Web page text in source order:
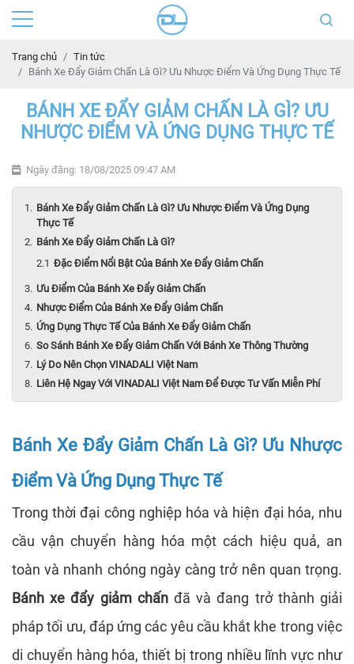
Trang chủ
Tin tức
Bánh Xe Đẩy Giảm Chấn Là Gì? Ưu Nhược Điểm Và Ứng Dụng Thực Tế
BÁNH XE ĐẨY GIẢM CHẤN LÀ GÌ? ƯU
NHƯỢC ĐIỂM VÀ ỨNG DỤNG THỰC TẾ
Ngày đăng: 18/08/2025 09:47 AM
Bánh Xe Đẩy Giảm Chấn Là Gì? Ưu Nhược Điểm Và Ứng Dụng
Thực Tế
Bánh Xe Đẩy Giảm Chấn Là Gì?
Đặc Điểm Nổi Bật Của Bánh Xe Đẩy Giảm Chấn
Ưu Điểm Của Bánh Xe Đẩy Giảm Chấn
Nhược Điểm Của Bánh Xe Đẩy Giảm Chấn
Ứng Dụng Thực Tế Của Bánh Xe Đẩy Giảm Chấn
So Sánh Bánh Xe Đẩy Giảm Chấn Với Bánh Xe Thông Thường
Lý Do Nên Chọn VINADALI Việt Nam
Liên Hệ Ngay Với VINADALI Việt Nam Để Được Tư Vấn Miễn Phí
Bánh Xe Đẩy Giảm Chấn Là Gì? Ưu Nhược
Điểm Và Ứng Dụng Thực Tế
Trong thời đại công nghiệp hóa và hiện đại hóa, nhu
cầu vận chuyển hàng hóa một cách hiệu quả, an
toàn và nhanh chóng ngày càng trở nên quan trọng.
Bánh xe đẩy giảm chấnđã và đang trở thành giải
pháp tối ưu, đáp ứng các yêu cầu khắt khe trong việc
di chuyển hàng hóa, thiết bị trong nhiều lĩnh vực như